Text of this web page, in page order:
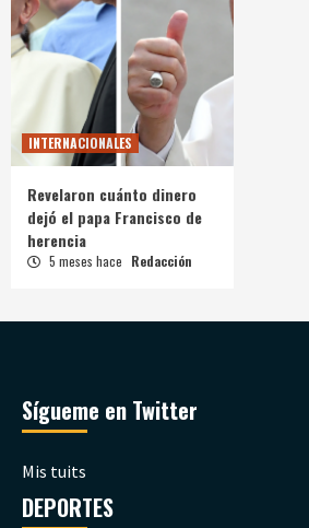
INTERNACIONALES
Revelaron cuánto dinero
dejó el papa Francisco de
herencia
5 meses hace Redacción
Sígueme en Twitter
Mis tuits
DEPORTES